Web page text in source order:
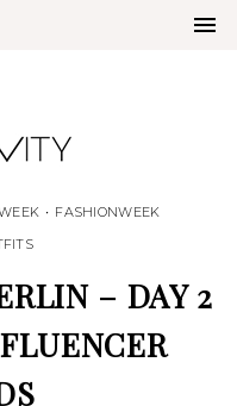
• FASHIONWEEK
– DAY 2